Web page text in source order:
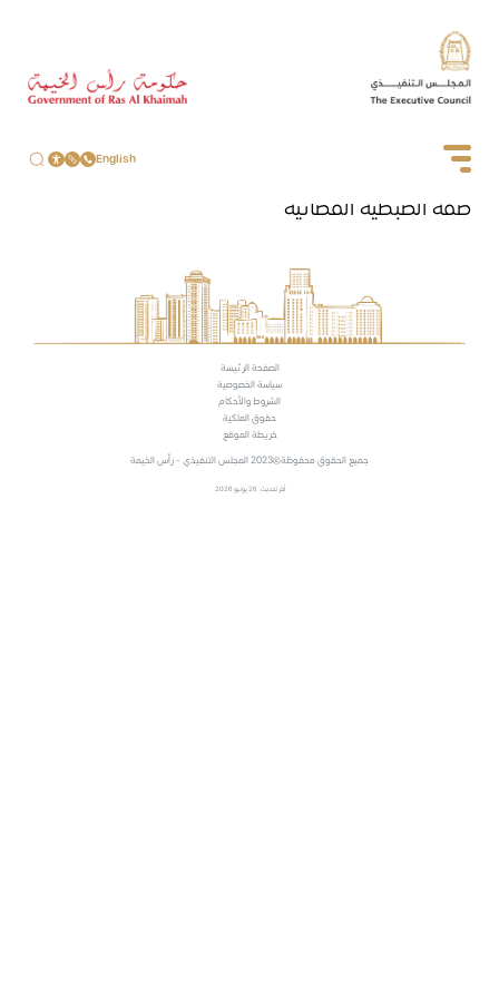
English
صفة الضبطية القضائية
الصفحة الرئيسة
سياسة الخصوصية
الشروط والأحكام
حقوق الملكية
خريطة الموقع
جميع الحقوق محفوظة 2023 المجلس التنفيذي - رأس الخيمة
آخر تحديث: 26 يونيو 2026